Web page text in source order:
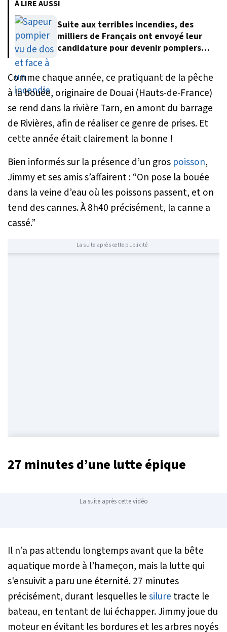
À LIRE AUSSI
Suite aux terribles incendies, des
milliers de Français ont envoyé leur
candidature pour devenir pompiers
Comme chaque année, ce pratiquant de la pêche
à la bouée, originaire de Douai (Hauts-de-France)
se rend dans la rivière Tarn, en amont du barrage
de Rivières, afin de réaliser ce genre de prises. Et
cette année était clairement la bonne !
Bien informés sur la présence d’un gros poisson,
Jimmy et ses amis s’affairent :“On pose la bouée
dans la veine d’eau où les poissons passent, et on
tend des cannes. À 8h40 précisément, la canne a
cassé.”
La suite après cette publicité
27 minutes d’une lutte épique
La suite après cette vidéo
Il n’a pas attendu longtemps avant que la bête
aquatique morde à l’hameçon, mais la lutte qui
s'ensuivit a paru une éternité. 27 minutes
précisément, durant lesquelles lesilure tracte le
bateau, en tentant de lui échapper. Jimmy joue du
moteur en évitant les bordures et les arbres noyés